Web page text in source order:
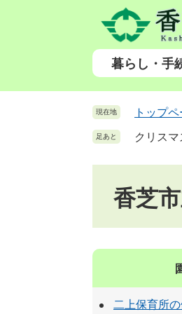
頭
飛
暮らし・手
現在地 トップ
足あと クリスマ
香芝
二上保育所